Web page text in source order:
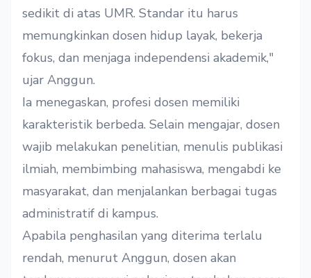
sedikit di atas UMR. Standar itu harus
memungkinkan dosen hidup layak, bekerja
fokus, dan menjaga independensi akademik,"
ujar Anggun.
Ia menegaskan, profesi dosen memiliki
karakteristik berbeda. Selain mengajar, dosen
wajib melakukan penelitian, menulis publikasi
ilmiah, membimbing mahasiswa, mengabdi ke
masyarakat, dan menjalankan berbagai tugas
administratif di kampus.
Apabila penghasilan yang diterima terlalu
rendah, menurut Anggun, dosen akan